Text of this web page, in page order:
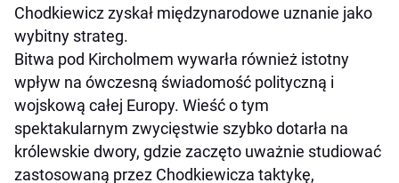
Chodkiewicz zyskał międzynarodowe uznanie jako
wybitny strateg.​
Bitwa pod Kircholmem wywarła również istotny
wpływ na ówczesną świadomość polityczną i
wojskową całej Europy. Wieść o tym
spektakularnym zwycięstwie szybko dotarła na
królewskie dwory, gdzie zaczęto uważnie studiować
zastosowaną przez Chodkiewicza taktykę,